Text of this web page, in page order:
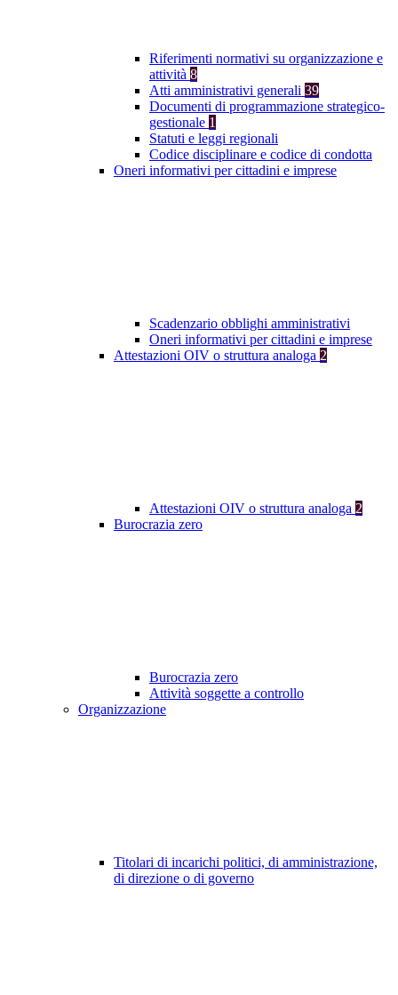
Riferimenti normativi su organizzazione e
attività 8
Atti amministrativi generali 39
Documenti di programmazione strategico-
gestionale 1
Statuti e leggi regionali
Codice disciplinare e codice di condotta
Oneri informativi per cittadini e imprese
Scadenzario obblighi amministrativi
Oneri informativi per cittadini e imprese
Attestazioni OIV o struttura analoga 2
Attestazioni OIV o struttura analoga 2
Burocrazia zero
Burocrazia zero
Attività soggette a controllo
Organizzazione
Titolari di incarichi politici, di amministrazione,
di direzione o di governo